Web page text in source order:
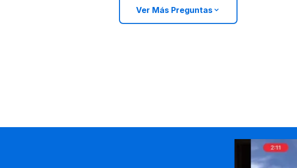
Ver Más Preguntas